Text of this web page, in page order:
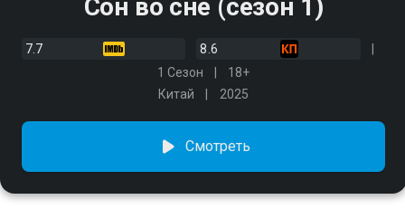
Сон во сне (сезон 1)
7.7
8.6
1 Сезон
18+
Китай
2025
Смотреть